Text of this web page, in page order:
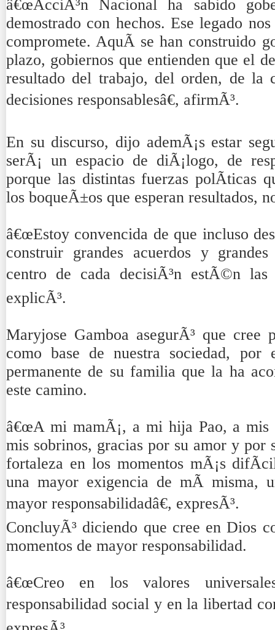
â€œAcciÃ³n Nacional ha sabido
demostrado con hechos. Ese legado
compromete. AquÃ­ se han construido
plazo, gobiernos que entienden que el
resultado del trabajo, del orden, de la
decisiones responsablesâ€, afirmÃ³.
En su discurso, dijo ademÃ¡s estar
serÃ¡ un espacio de diÃ¡logo, de
porque las distintas fuerzas polÃ­ticas
los boqueÃ±os que esperan resultados,
â€œEstoy convencida de que incluso
construir grandes acuerdos y
centro de cada decisiÃ³n estÃ©n las
explicÃ³.
Maryjose Gamboa asegurÃ³ que cree
como base de nuestra sociedad, por
permanente de su familia que la ha
este camino.
â€œA mi mamÃ¡, a mi hija Pao, a mis
mis sobrinos, gracias por su amor y por
fortaleza en los momentos mÃ¡s
una mayor exigencia de mÃ­ misma,
mayor responsabilidadâ€, expresÃ³.
ConcluyÃ³ diciendo que cree en Dios
momentos de mayor responsabilidad.
â€œCreo en los valores
responsabilidad social y en la libertad